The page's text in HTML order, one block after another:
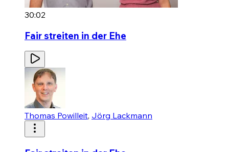
30:02
Fair streiten in der Ehe
Thomas Powilleit, Jörg Lackmann